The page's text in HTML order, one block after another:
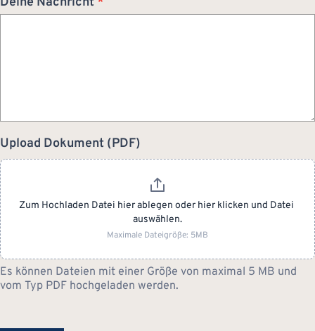
Upload Dokument (PDF)
Zum Hochladen Datei hier ablegen oder hier klicken und Datei
auswählen.
Maximale Dateigröße: 5MB
Es können Dateien mit einer Größe von maximal 5 MB und
vom Typ PDF hochgeladen werden.